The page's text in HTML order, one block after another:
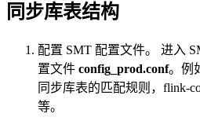
同步库表结构
配置 SMT 配置文件。 进入
置文件 config_prod.conf。例
同步库表的匹配规则，flink-
等。